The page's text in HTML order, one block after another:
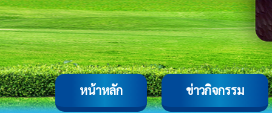
หน้าหลัก ข่าวกิจกรรม